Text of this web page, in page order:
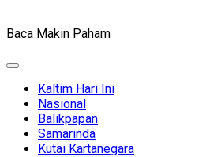
Baca Makin Paham
Expand
Kaltim Hari Ini
Nasional
Balikpapan
Samarinda
Kutai Kartanegara